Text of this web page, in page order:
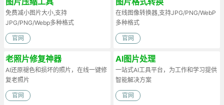
免费减小图片大小,支持
JPG/PNG/Webp多种格式
官网
在线图像转换器,支持JPG/PNG/WebP
多种格式
官网
老照片修复神器
AI还原褪色和损坏的照片，在线一键修
复老照片
官网
AI图片处理
一站式AI工具平台，为工作和学习提供
智能解决方案
官网